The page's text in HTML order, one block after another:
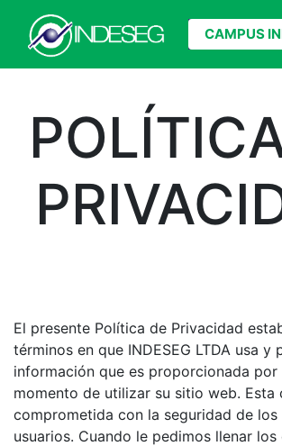
CAMPUS
El presente Política de Privacidad
términos en que INDESEG LTDA usa y
información que es proporcionada por
momento de utilizar su sitio web. Esta
comprometida con la seguridad de los
usuarios. Cuando le pedimos llenar